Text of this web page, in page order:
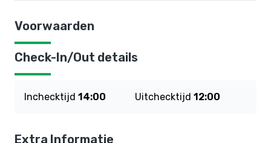
Voorwaarden
Check-In/Out details
Inchecktijd 14:00 Uitchecktijd 12:00
Extra Informatie